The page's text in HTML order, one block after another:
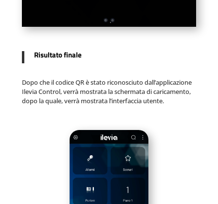
Risultato finale
Dopo che il codice QR è stato riconosciuto dall’applicazione
Ilevia Control, verrà mostrata la schermata di caricamento,
dopo la quale, verrà mostrata l’interfaccia utente.